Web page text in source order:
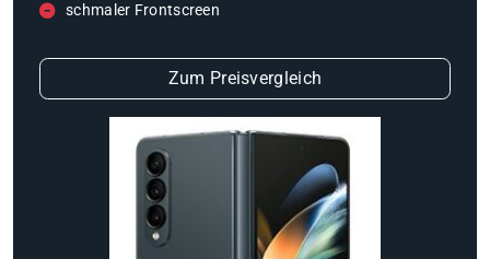
schmaler Frontscreen
Zum Preisvergleich